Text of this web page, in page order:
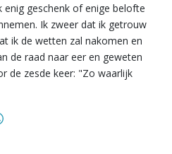
geschenk of enige belofte
Ik zweer dat ik getrouw
ik de wetten zal nakomen en
de raad naar eer en geweten
de zesde keer: "Zo waarlijk